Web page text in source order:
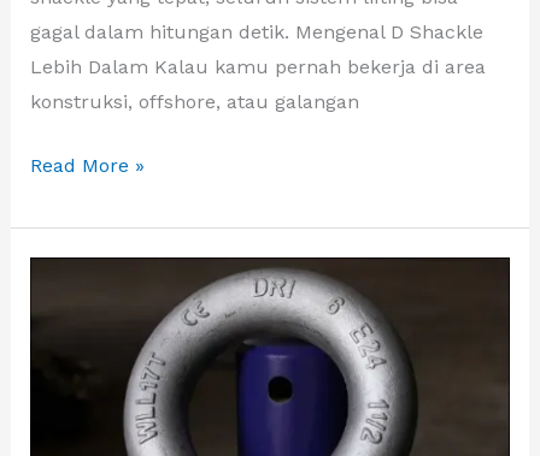
gagal dalam hitungan detik. Mengenal D Shackle
Lebih Dalam Kalau kamu pernah bekerja di area
konstruksi, offshore, atau galangan
Read More »